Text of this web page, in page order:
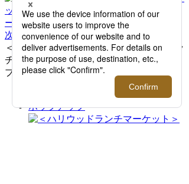
次へ
＜ハリウッドランチマーケット＞ストレッ
チフライス クルーネックショートスリー
ブ